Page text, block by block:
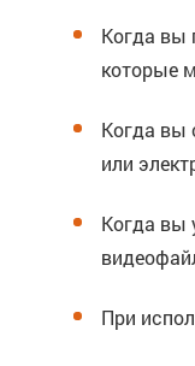
Когда вы
которые
Когда вы
или
Когда вы
При